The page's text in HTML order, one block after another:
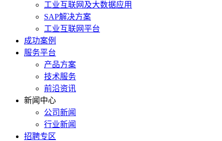
工业互联网及大数据应用
SAP解决方案
工业互联网平台
成功案例
服务平台
产品方案
技术服务
前沿资讯
新闻中心
公司新闻
行业新闻
招聘专区